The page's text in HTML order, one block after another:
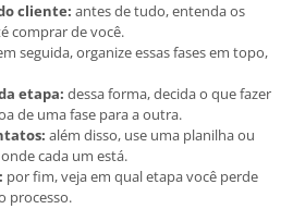
cliente: antes de tudo, entenda os
comprar de você.
seguida, organize essas fases em topo,
etapa: dessa forma, decida o que fazer
de uma fase para a outra.
além disso, use uma planilha ou
cada um está.
por fim, veja em qual etapa você perde
processo.